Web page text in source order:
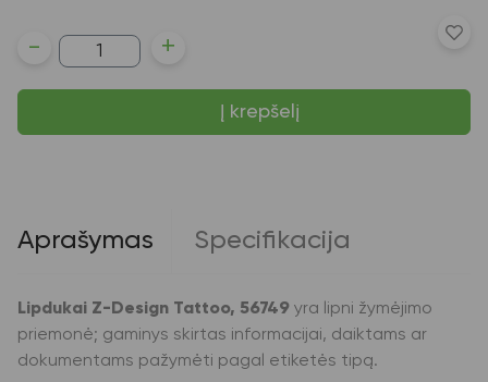
produkto
kiekis:
Lipdukai
Z-
Tattoo,
- +
Į krepšelį
Aprašymas Specifikacija
Lipdukai Z-Design Tattoo, 56749 yra lipni žymėjimo
priemonė; gaminys skirtas informacijai, daiktams ar
dokumentams pažymėti pagal etiketės tipą.